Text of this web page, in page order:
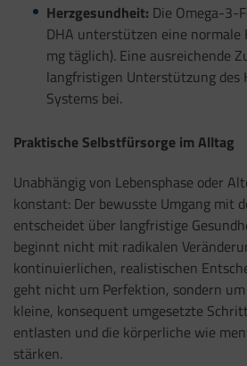
Herzgesundheit: Die Omega-3-
DHA unterstützen eine
mg täglich). Eine ausreichende
langfristigen Unterstützung des
Systems bei.
Praktische Selbstfürsorge im Alltag
Unabhängig von Lebensphase oder
konstant: Der bewusste Umgang mit
entscheidet über langfristige
beginnt nicht mit radikalen
kontinuierlichen, realistischen
geht nicht um Perfektion, sondern
kleine, konsequent umgesetzte
entlasten und die körperliche wie
stärken.